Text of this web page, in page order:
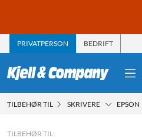
PRIVATPERSON BEDRIFT
TILBEHØR TIL SKRIVERE EPSON
TILBEHØR TIL: